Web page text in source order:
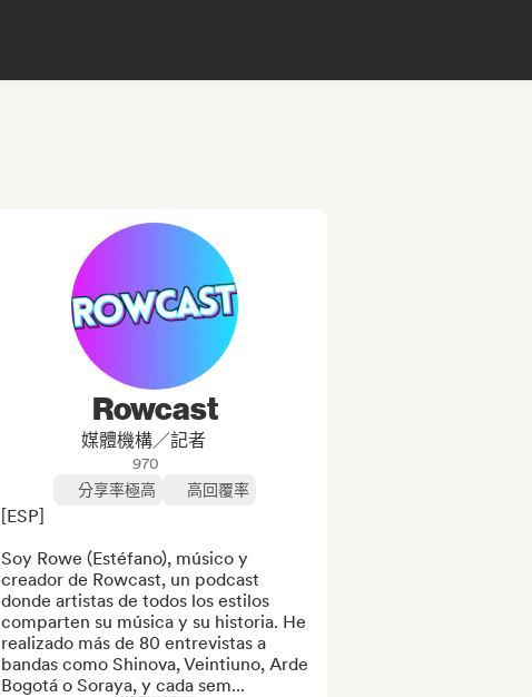
Rowcast
媒體機構／記者
970
分享率極高
高回覆率
[ESP]
Soy Rowe (Estéfano), músico y
creador de Rowcast, un podcast
donde artistas de todos los estilos
comparten su música y su historia. He
realizado más de 80 entrevistas a
bandas como Shinova, Veintiuno, Arde
Bogotá o Soraya, y cada sem...